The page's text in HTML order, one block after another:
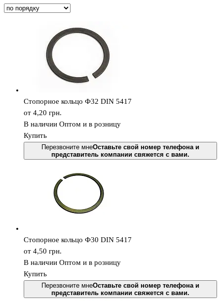
Стопорное кольцо Ф32 DIN 5417
от 4,20 грн.
В наличии Оптом и в розницу
Купить
Перезвоните мнеОставьте свой номер телефона и
представитель компании свяжется с вами.
Стопорное кольцо Ф30 DIN 5417
от 4,50 грн.
В наличии Оптом и в розницу
Купить
Перезвоните мнеОставьте свой номер телефона и
представитель компании свяжется с вами.